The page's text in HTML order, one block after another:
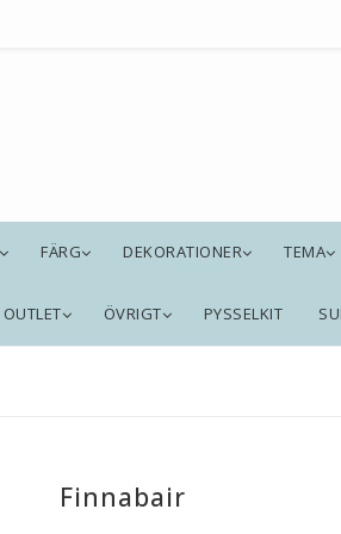
FÄRG DEKORATIONER TEMA
OUTLET ÖVRIGT PYSSELKIT
Finnabair